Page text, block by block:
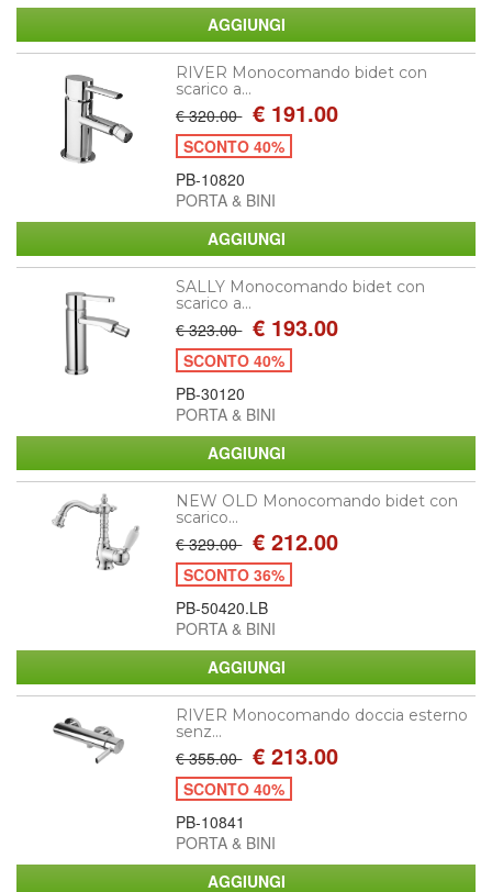
RIVER Monocomando bidet con
scarico a...
€ 320.00 € 191.00
SCONTO 40%
PB-10820
PORTA & BINI
SALLY Monocomando bidet con
scarico a...
€ 323.00 € 193.00
SCONTO 40%
PB-30120
PORTA & BINI
NEW OLD Monocomando bidet con
scarico...
€ 329.00 € 212.00
SCONTO 36%
PB-50420.LB
PORTA & BINI
RIVER Monocomando doccia esterno
senz...
€ 355.00 € 213.00
SCONTO 40%
PB-10841
PORTA & BINI